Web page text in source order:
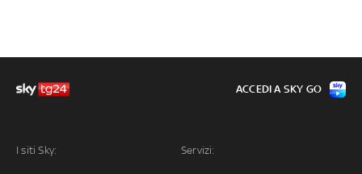
I siti Sky: Servizi:
ACCEDI A SKY GO